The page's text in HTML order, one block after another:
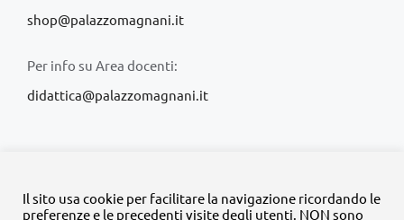
shop@palazzomagnani.it
Per info su Area docenti:
didattica@palazzomagnani.it
Il sito usa cookie per facilitare la navigazione ricordando le
preferenze e le precedenti visite degli utenti. NON sono